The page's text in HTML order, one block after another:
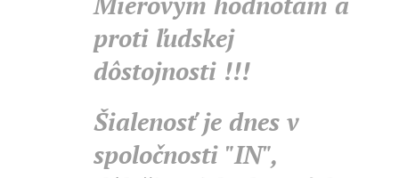
proti ľudskej
dôstojnosti !!!
Šialenosť je dnes v
spoločnosti "IN",